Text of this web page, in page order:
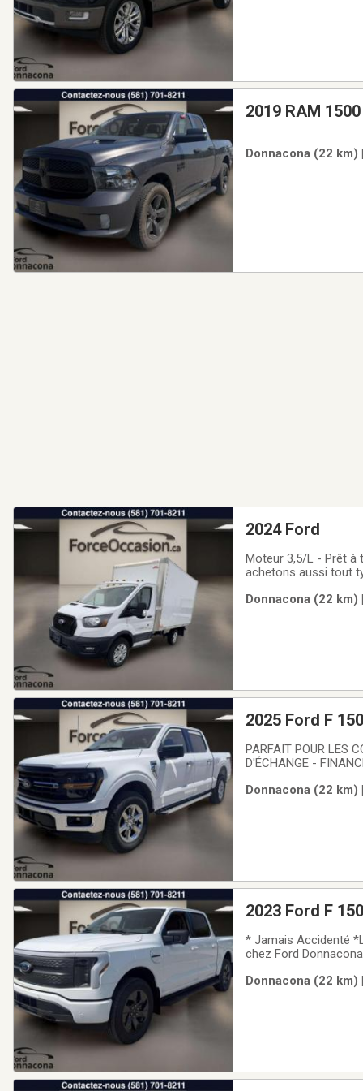
2019 RAM
Donnacona (22
2024 Ford
Moteur 3,5/L - Prêt à
achetons aussi tout
Donnacona est un
Donnacona (22
2025 Ford F
PARFAIT POUR LES
D'ÉCHANGE -
est un camion usagé
Donnacona (22
2023 Ford F
* Jamais Accidenté
chez Ford
transmission
Donnacona (22